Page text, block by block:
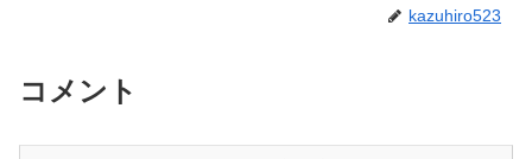
kazuhiro523
コメント